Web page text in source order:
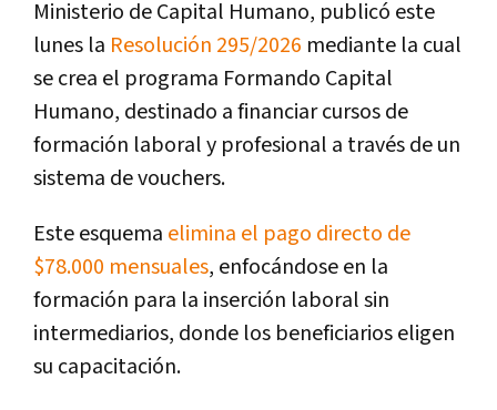
Ministerio de Capital Humano, publicó este
lunes la Resolución 295/2026 mediante la cual
se crea el programa Formando Capital
Humano, destinado a financiar cursos de
formación laboral y profesional a través de un
sistema de vouchers.
Este esquema elimina el pago directo de
$78.000 mensuales, enfocándose en la
formación para la inserción laboral sin
intermediarios, donde los beneficiarios eligen
su capacitación.